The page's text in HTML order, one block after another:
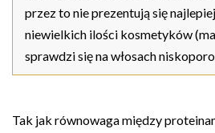
przez to nie prezentują się
niewielkich ilości kosmetyków
sprawdzi się na włosach
Tak jak równowaga między